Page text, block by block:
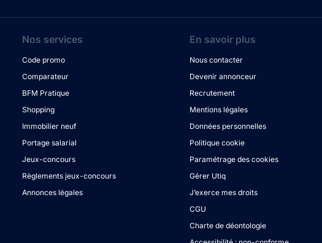
Nos services
Code promo
Comparateur
BFM Pratique
Shopping
Immobilier neuf
Portage salarial
Jeux-concours
Règlements jeux-concours
Annonces légales
En savoir plus
Nous contacter
Devenir annonceur
Recrutement
Mentions légales
Données personnelles
Politique cookie
Paramétrage des cookies
Gérer Utiq
J’exerce mes droits
CGU
Charte de déontologie